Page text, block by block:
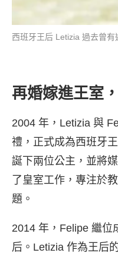
西班牙王后 Letizia 過去曾有
再婚嫁進王室
2004 年，Letizia 與
禮，正式成為西班牙
誕下兩位公主，並將
了皇室工作，專注於
題。
2014 年，Felipe 繼位
后。Letizia 作為王后